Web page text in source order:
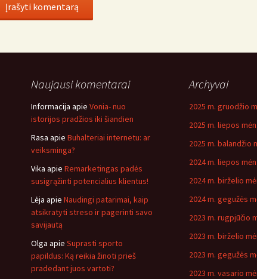
Naujausi komentarai
Informacija apie Vonia- nuo
istorijos pradžios iki šiandien
Rasa apie Buhalteriai internetu: ar
veiksminga?
Vika apie Remarketingas padės
susigrąžinti potencialius klientus!
Lėja apie Naudingi patarimai, kaip
atsikratyti streso ir pagerinti savo
savijautą
Olga apie Suprasti sporto
papildus: Ką reikia žinoti prieš
pradedant juos vartoti?
Archyvai
2025 m. gruodžio
2025 m. liepos mėn.
2025 m. balandžio
2024 m. liepos mėn.
2024 m. birželio
2024 m. gegužės
2023 m. rugpjūčio
2023 m. birželio
2023 m. gegužės
2023 m. vasario